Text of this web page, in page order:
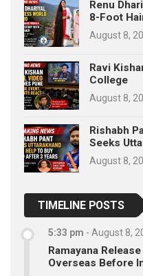
Renu
8-Foot
August 8,
Ravi
College
August 8,
Rishabh
Seeks
August 8,
TIMELINE POSTS
5:33 pm - August 8,
Ramayana
Overseas Before